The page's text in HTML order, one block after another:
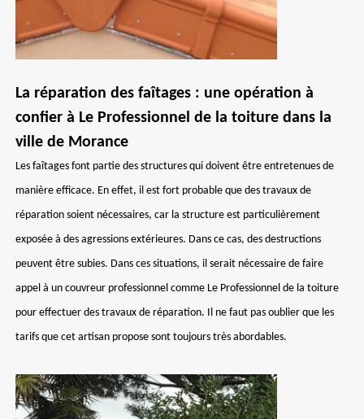
La réparation des faîtages : une opération à
confier à Le Professionnel de la toiture dans la
ville de Morance
Les faîtages font partie des structures qui doivent être entretenues de
manière efficace. En effet, il est fort probable que des travaux de
réparation soient nécessaires, car la structure est particulièrement
exposée à des agressions extérieures. Dans ce cas, des destructions
peuvent être subies. Dans ces situations, il serait nécessaire de faire
appel à un couvreur professionnel comme Le Professionnel de la toiture
pour effectuer des travaux de réparation. Il ne faut pas oublier que les
tarifs que cet artisan propose sont toujours très abordables.